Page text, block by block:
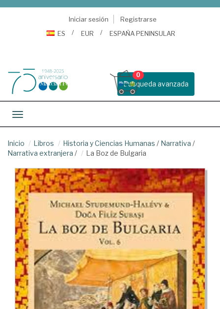
Iniciar sesión
Registrarse
ES
EUR ESPAÑA PENINSULAR
Busqueda avanzada
0
Toggle navigation
Inicio Libros Historia y Ciencias Humanas / Narrativa /
Narrativa extranjera / La Boz de Bulgaria